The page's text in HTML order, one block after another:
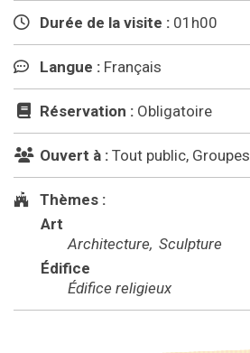
Durée de la visite : 01h00
Langue : Français
Réservation : Obligatoire
Ouvert à : Tout public, Groupes
Thèmes :
Art
Architecture Sculpture
Édifice
Édifice religieux